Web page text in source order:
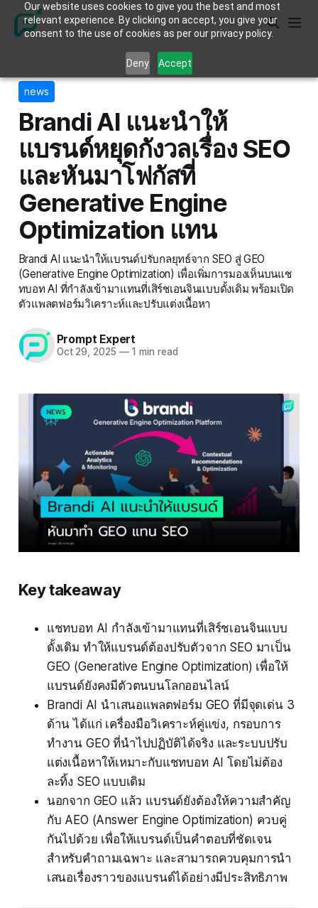
Our website uses cookies to give you the best and most
relevant experience. By clicking on accept, you give your
consent to the use of cookies as per our privacy policy.
Deny Accept
news
Brandi AI แนะนำให้
แบรนด์หยุดกังวลเรื่อง SEO
และหันมาโฟกัสที่
Generative Engine
Optimization แทน
Brandi AI แนะนำให้แบรนด์ปรับกลยุทธ์จาก SEO สู่ GEO
(Generative Engine Optimization) เพื่อเพิ่มการมองเห็นบนแช
ทบอท AI ที่กำลังเข้ามาแทนที่เสิร์ชเอนจินแบบดั้งเดิม พร้อมเปิด
ตัวแพลตฟอร์มวิเคราะห์และปรับแต่งเนื้อหา
Prompt Expert
Oct 29, 2025 —1 min read
Key takeaway
แชทบอท AI กำลังเข้ามาแทนที่เสิร์ชเอนจินแบบ
ดั้งเดิม ทำให้แบรนด์ต้องปรับตัวจาก SEO มาเป็น
GEO (Generative Engine Optimization) เพื่อให้
แบรนด์ยังคงมีตัวตนบนโลกออนไลน์
Brandi AI นำเสนอแพลตฟอร์ม GEO ที่มีจุดเด่น 3
ด้าน ได้แก่ เครื่องมือวิเคราะห์คู่แข่ง, กรอบการ
ทำงาน GEO ที่นำไปปฏิบัติได้จริง และระบบปรับ
แต่งเนื้อหาให้เหมาะกับแชทบอท AI โดยไม่ต้อง
ละทิ้ง SEO แบบเดิม
นอกจาก GEO แล้ว แบรนด์ยังต้องให้ความสำคัญ
กับ AEO (Answer Engine Optimization) ควบคู่
กันไปด้วย เพื่อให้แบรนด์เป็นคำตอบที่ชัดเจน
สำหรับคำถามเฉพาะ และสามารถควบคุมการนำ
เสนอเรื่องราวของแบรนด์ได้อย่างมีประสิทธิภาพ